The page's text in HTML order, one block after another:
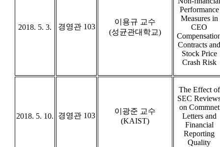
2018. 5. 3. 경영관 103
이용규 교수
(성균관대학교)
Performance
Measures in
CEO
Contracts and
Stock Price
Crash Risk
2018. 5. 10. 경영관 103
이광준 교수
(KAIST)
The Effect of
SEC
on Commnet
Letters and
Financial
Reporting
Quality